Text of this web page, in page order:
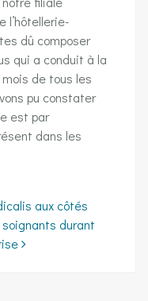
l’hôtellerie-
dû composer
qui a conduit à la
de tous les
pu constater
est par
dans les
aux côtés
durant